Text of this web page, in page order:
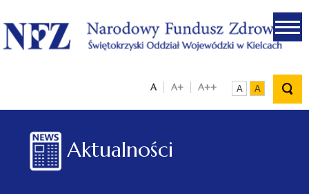
.
A A+ A++ A A
Aktualności